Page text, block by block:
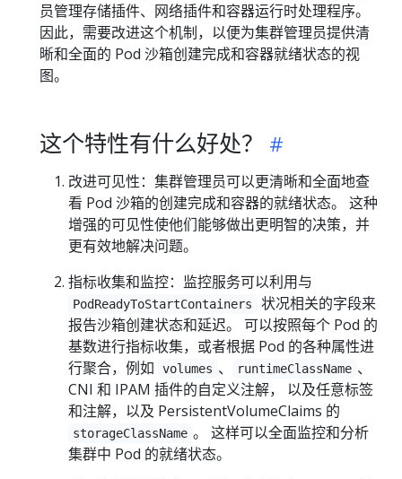
员管理存储插件、网络插件和容器运行时处理程序。
因此，需要改进这个机制，以便为集群管理员提供清
晰和全面的 Pod 沙箱创建完成和容器就绪状态的视
图。
这个特性有什么好处？
改进可见性：集群管理员可以更清晰和全面地查
看 Pod 沙箱的创建完成和容器的就绪状态。 这种
增强的可见性使他们能够做出更明智的决策，并
更有效地解决问题。
指标收集和监控：监控服务可以利用与
PodReadyToStartContainers
状况相关的字段来
报告沙箱创建状态和延迟。 可以按照每个 Pod 的
基数进行指标收集，或者根据 Pod 的各种属性进
行聚合，例如
volumes 、 runtimeClassName 、
CNI 和 IPAM 插件的自定义注解， 以及任意标签
和注解，以及 PersistentVolumeClaims 的
storageClassName 。 这样可以全面监控和分析
集群中 Pod 的就绪状态。